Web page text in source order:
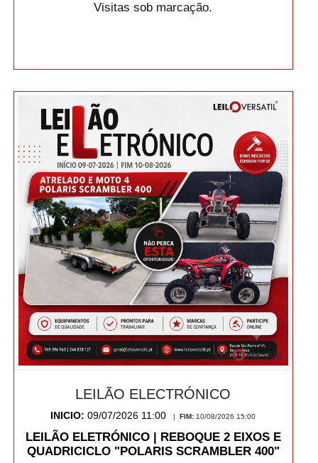
Visitas sob marcação.
LEILÃO ELECTRÓNICO
INICIO:09/07/2026 11:00 FIM:10/08/2026 15:00
LEILÃO ELETRÓNICO | REBOQUE 2 EIXOS E
QUADRICICLO "POLARIS SCRAMBLER 400"